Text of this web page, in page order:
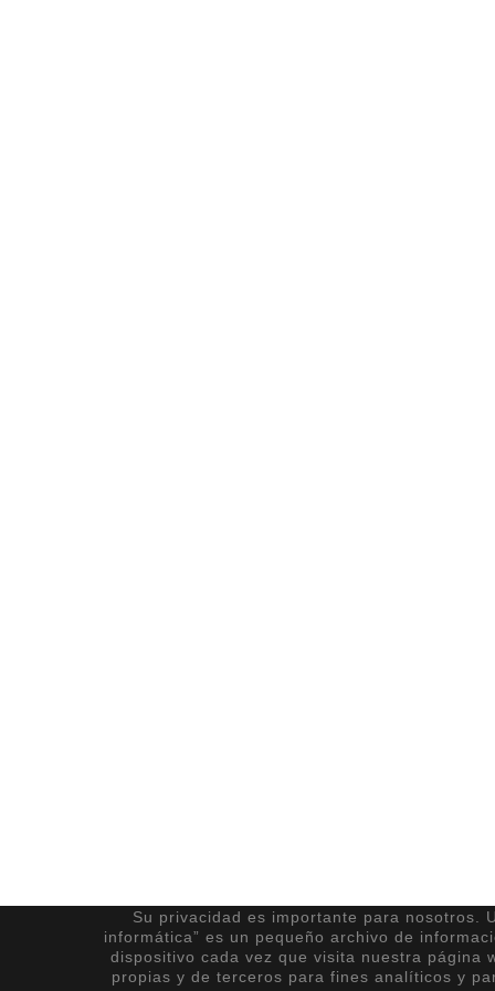
Su privacidad es importante para nosotros.
informática” es un pequeño archivo de
dispositivo cada vez que visita nuestra página
propias y de terceros para fines analíticos y